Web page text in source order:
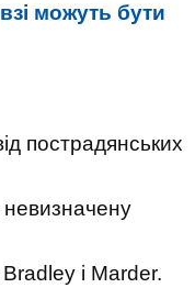
можуть бути
пострадянських
і Marder.